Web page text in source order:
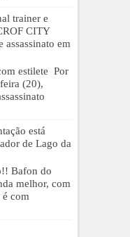
trainer e
CITY
assassinato em
estilete Por
(20),
está
de Lago da
Bafon do
melhor, com
com